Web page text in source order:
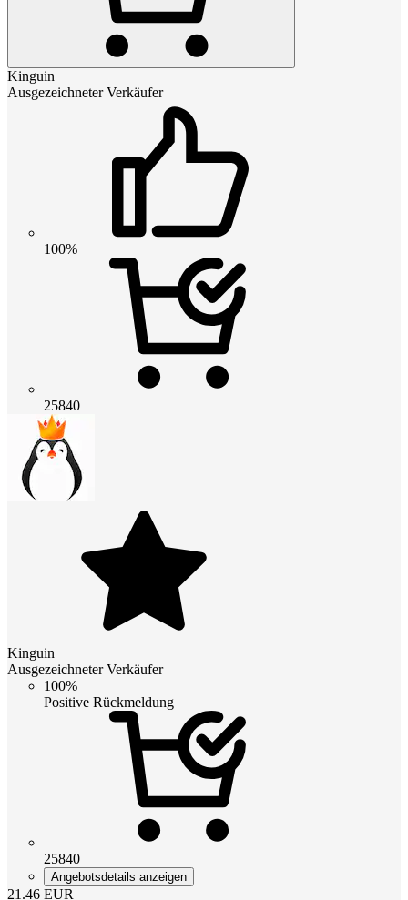
Kinguin
Ausgezeichneter Verkäufer
100%
25840
Kinguin
Ausgezeichneter Verkäufer
100%
Positive Rückmeldung
25840
Angebotsdetails anzeigen
21.46 EUR